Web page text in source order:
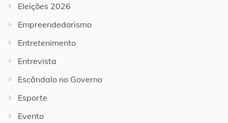
Eleições 2026
Empreendedorismo
Entretenimento
Entrevista
Escândalo no Governo
Esporte
Evento